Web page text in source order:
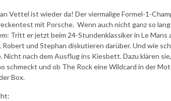
Vettel ist wieder da! Der viermalige Formel-1-
mit Porsche. Wenn auch nicht ganz so
Tritt er jetzt beim 24-Stundenklassiker in Le Mans
Robert und Stephan diskutieren darüber. Und wie
Nicht nach dem Ausflug ins Kiesbett. Dazu klären
schmeckt und ob The Rock eine Wildcard in der
Box.